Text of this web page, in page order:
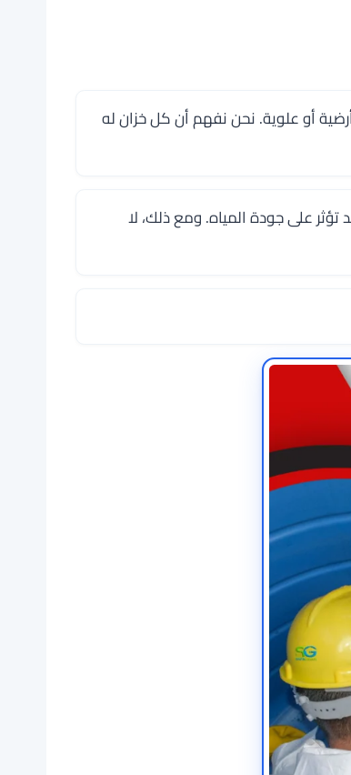
أو علوية. نحن نفهم أن كل خزان له
على جودة المياه. ومع ذلك، لا